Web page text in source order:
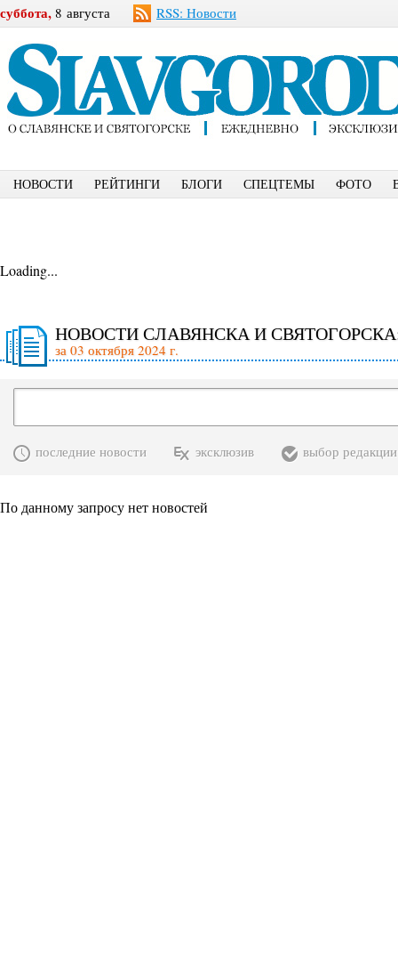
суббота, 8 августа RSS: Новости
НОВОСТИ РЕЙТИНГИ БЛОГИ СПЕЦТЕМЫ ФОТО
Loading...
НОВОСТИ СЛАВЯНСКА И
за 03 октября 2024 г.
последние новости эксклюзив выбор редакции
По данному запросу нет новостей